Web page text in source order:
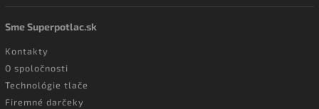
Sme Superpotlac.sk
Kontakty
O spoločnosti
Technológie tlače
Firemné darčeky